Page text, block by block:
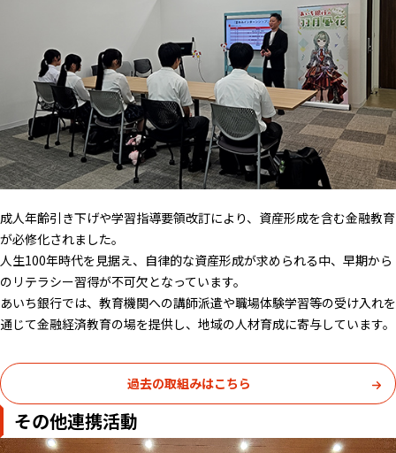
成人年齢引き下げや学習指導要領改訂により、資産形成を含む金融教育
が必修化されました。
人生100年時代を見据え、自律的な資産形成が求められる中、早期から
のリテラシー習得が不可欠となっています。
あいち銀行では、教育機関への講師派遣や職場体験学習等の受け入れを
通じて金融経済教育の場を提供し、地域の人材育成に寄与しています。
過去の取組みはこちら
その他連携活動